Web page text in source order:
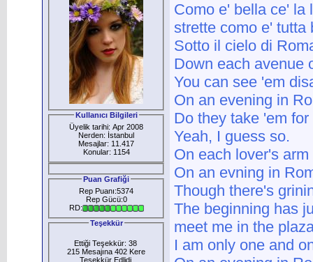
Kullanıcı Bilgileri
Üyelik tarihi: Apr 2008
Nerden: İstanbul
Mesajlar: 11.417
Konular: 1154
Puan Grafiği
Rep Puanı:5374
Rep Gücü:0
RD:
Teşekkür
Ettiği Teşekkür: 38
215 Mesajına 402 Kere
Teşekkür Edlidi
Como e' bella ce' la
strette como e' tutta
Sotto il cielo di
Down each avenue
You can see 'em
On an evening in
Do they take 'em
Yeah, I guess so.
On each lover's
On an evning in
Though there's
The beginning has
meet me in the
I am only one and